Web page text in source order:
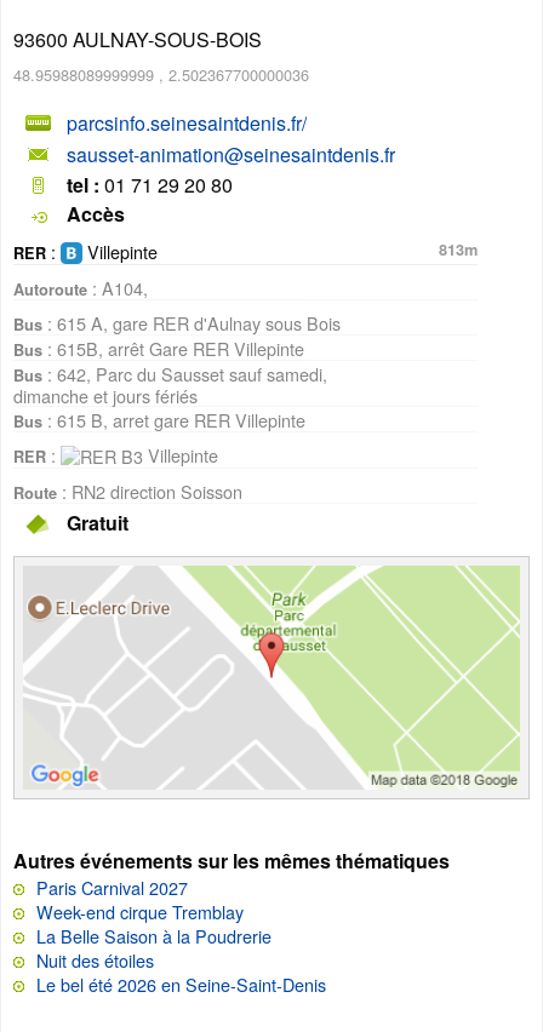
93600 AULNAY-SOUS-BOIS
48.95988089999999 , 2.502367700000036
parcsinfo.seinesaintdenis.fr/
sausset-animation@seinesaintdenis.fr
tel : 01 71 29 20 80
Accès
RER : Villepinte
813m
Autoroute : A104,
Bus : 615 A, gare RER d'Aulnay sous Bois
Bus : 615B, arrêt Gare RER Villepinte
Bus : 642, Parc du Sausset sauf samedi,
dimanche et jours fériés
Bus : 615 B, arret gare RER Villepinte
RER : Villepinte
Route : RN2 direction Soisson
Gratuit
Autres événements sur les mêmes thématiques
Paris Carnival 2027
Week-end cirque Tremblay
La Belle Saison à la Poudrerie
Nuit des étoiles
Le bel été 2026 en Seine-Saint-Denis